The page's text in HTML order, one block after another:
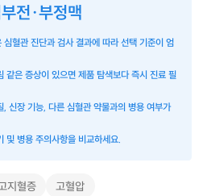
전·부정맥
혈관 진단과 검사 결과에 따라 선택 기준이 엄
같은 증상이 있으면 제품 탐색보다 즉시 진료 필
신장 기능, 다른 심혈관 약물과의 병용 여부가
및 병용 주의사항을 비교하세요.
지혈증
고혈압